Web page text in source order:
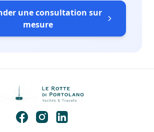
une consultation sur
mesure